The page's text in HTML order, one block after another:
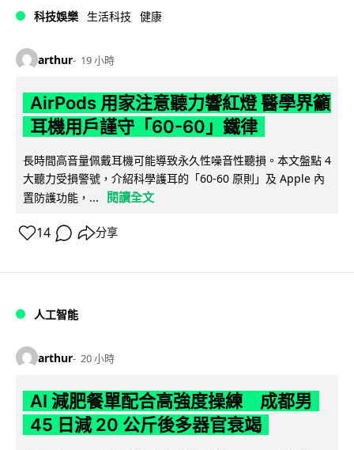
科技娛樂 生活科技 健康
arthur 19 小時
AirPods 用家注意聽力響紅燈 醫學界籲
耳機用戶謹守「60-60」鐵律
長時間高音量佩戴耳機可能導致永久性噪音性聽損。本文盤點 4
大聽力受損警號，介紹科學護耳的「60-60 原則」及 Apple 內
置防護功能，...
閱讀全文
14 分享
人工智能
arthur 20 小時
AI 減肥餐單配合高強度操練 成都男
45 日減 20 公斤後多器官衰竭